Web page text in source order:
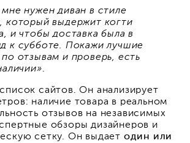
нужен диван в стиле
который выдержит когти
и чтобы доставка была в
к субботе. Покажи лучшие
отзывам и проверь, есть
.
сайтов. Он анализирует
наличие товара в реальном
отзывов на независимых
обзоры дизайнеров и
сетку. Он выдает один или